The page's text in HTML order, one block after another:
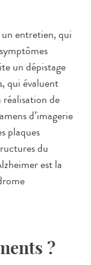
un entretien, qui
un dépistage
qui évaluent
réalisation de
d’imagerie
plaques
du
est la
?